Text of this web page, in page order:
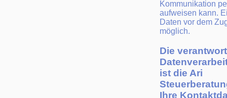
Kommunikation
aufweisen kann.
Daten vor dem
möglich.
Die
ist die Ari
Ihre